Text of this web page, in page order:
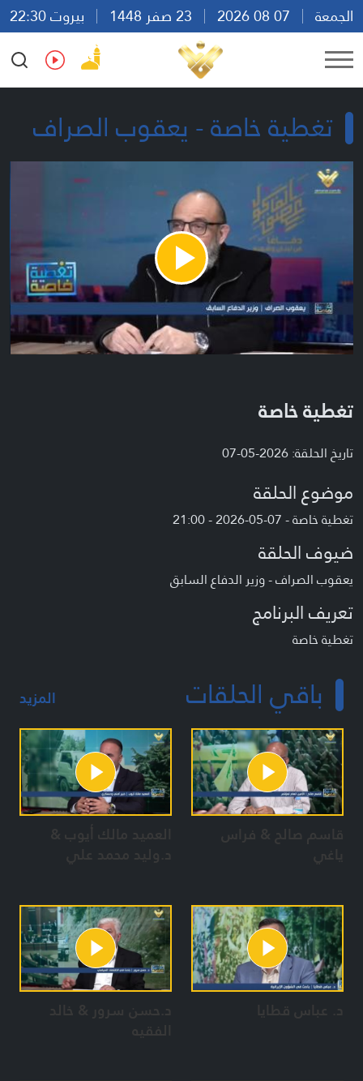
الجمعة
بيروت 22:30
Ar
En Fr Es
تغطية خاصة - يعقوب الصراف
Play
Video
تغطية خاصة
تاريخ الحلقة: 2026-05-07
موضوع الحلقة
تغطية خاصة - 07-05-2026 - 21:00
ضيوف الحلقة
يعقوب الصراف - وزير الدفاع السابق
تعريف البرنامج
تغطية خاصة
باقي الحلقات المزيد
قاسم صالح & فراس العميد مالك أيوب &
د.وليد محمد علي
د. عباس قطايا د.حسن سرور & خالد
الفقيه